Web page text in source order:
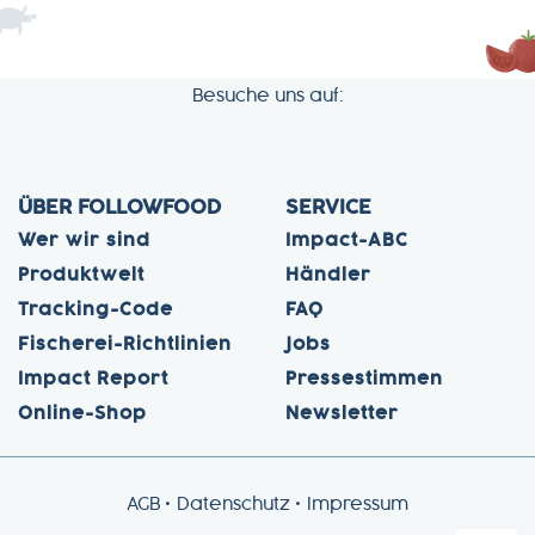
Besuche uns auf:
ÜBER FOLLOWFOOD
Wer wir sind
Produktwelt
Tracking-Code
Fischerei-Richtlinien
Impact Report
Online-Shop
SERVICE
Impact-ABC
Händler
FAQ
Jobs
Pressestimmen
Newsletter
AGB Datenschutz Impressum